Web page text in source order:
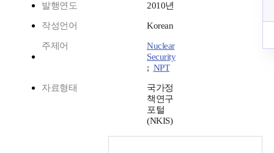
발행연도 2010년
작성언어 Korean
주제어
Nuclear
Security
; NPT
자료형태
국가정
책연구
포털
(NKIS)